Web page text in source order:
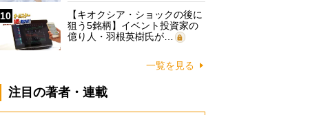
10
【キオクシア・ショックの後に
狙う5銘柄】イベント投資家の
億り人・羽根英樹氏が…
一覧を見る
注目の著者・連載